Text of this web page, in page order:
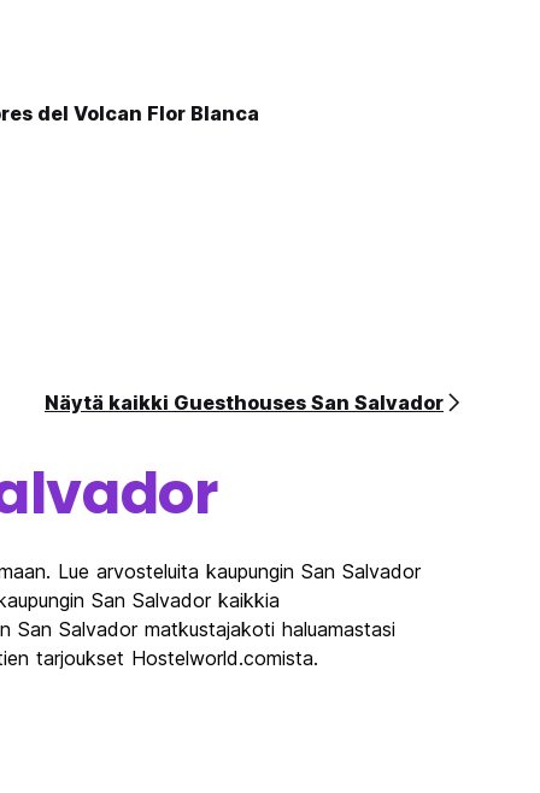
del Volcan Flor Blanca
Näytä kaikki Guesthouses San Salvador
Lue arvosteluita kaupungin San Salvador
San Salvador kaikkia
San Salvador matkustajakoti haluamastasi
tarjoukset Hostelworld.comista.